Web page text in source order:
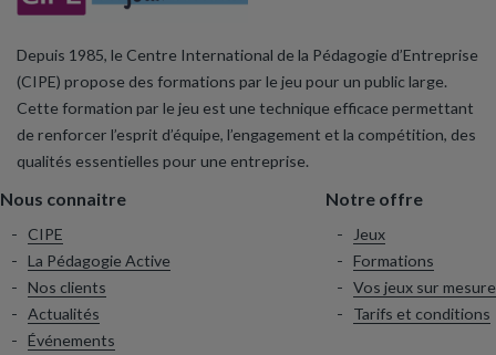
Depuis 1985, le Centre International de la Pédagogie d’Entreprise
(CIPE) propose des formations par le jeu pour un public large.
Cette formation par le jeu est une technique efficace permettant
de renforcer l’esprit d’équipe, l’engagement et la compétition, des
qualités essentielles pour une entreprise.
Nous connaitre
CIPE
La Pédagogie Active
Nos clients
Actualités
Événements
Notre offre
Jeux
Formations
Vos jeux sur mesure
Tarifs et conditions